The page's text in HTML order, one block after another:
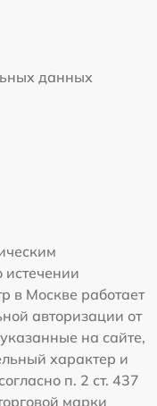
данных
в Москве работает
авторизации от
на сайте,
характер и
п. 2 ст. 437
марки